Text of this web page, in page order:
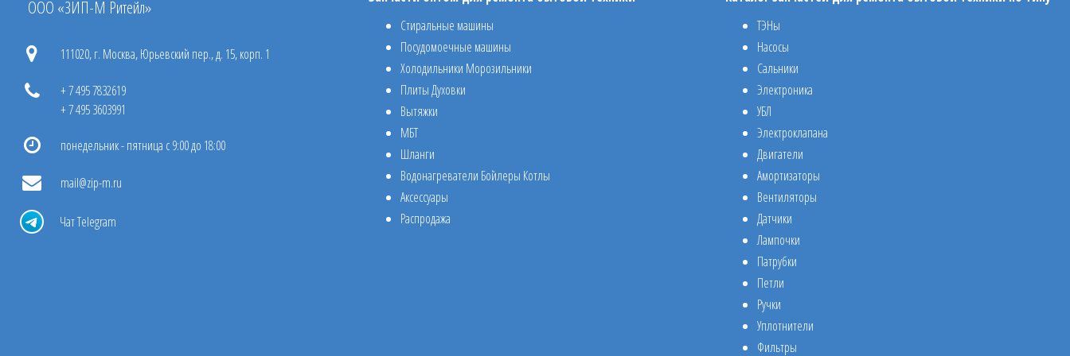
ООО «ЗИП-М Ритейл»
111020, г. Москва, Юрьевский пер., д. 15, корп. 1
+ 7 495 7832619
+ 7 495 3603991
понедельник - пятница с 9:00 до 18:00
mail@zip-m.ru
Чат Telegram
Стиральные машины
Посудомоечные машины
Холодильники Морозильники
Плиты Духовки
Вытяжки
МБТ
Шланги
Водонагреватели Бойлеры Котлы
Аксессуары
Распродажа
ТЭНы
Насосы
Сальники
Электроника
УБЛ
Электроклапана
Двигатели
Амортизаторы
Вентиляторы
Датчики
Лампочки
Патрубки
Петли
Ручки
Уплотнители
Фильтры